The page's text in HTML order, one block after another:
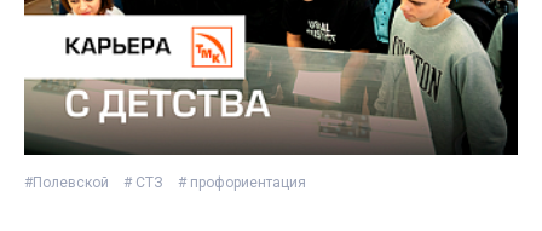
#Полевской # СТЗ # профориентация